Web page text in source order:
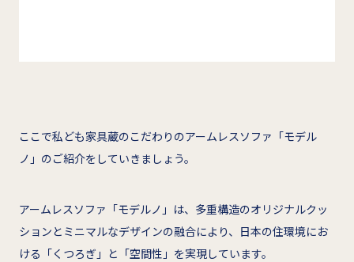
ここで私ども家具蔵のこだわりのアームレスソファ「モデル
ノ」のご紹介をしていきましょう。
アームレスソファ「モデルノ」は、多重構造のオリジナルクッ
ションとミニマルなデザインの融合により、日本の住環境にお
ける「くつろぎ」と「空間性」を実現しています。